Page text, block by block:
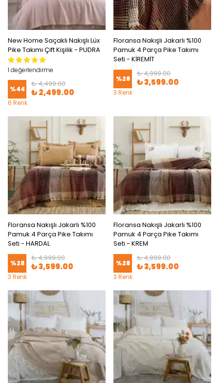
New Home Saçaklı Nakışlı Lüx
Pike Takımı Çift Kişilik - PUDRA
1 değerlendirme
%44
₺ 4,499.00
₺ 2,499.00
6 Renk
Floransa Nakışlı Jakarlı %100
Pamuk 4 Parça Pike Takımı
Seti - KİREMİT
%28
₺ 4,999.00
₺ 3,599.00
3 Renk
Floransa Nakışlı Jakarlı %100
Pamuk 4 Parça Pike Takımı
Seti - HARDAL
%28
₺ 4,999.00
₺ 3,599.00
3 Renk
Floransa Nakışlı Jakarlı %100
Pamuk 4 Parça Pike Takımı
Seti - KREM
%28
₺ 4,999.00
₺ 3,599.00
3 Renk